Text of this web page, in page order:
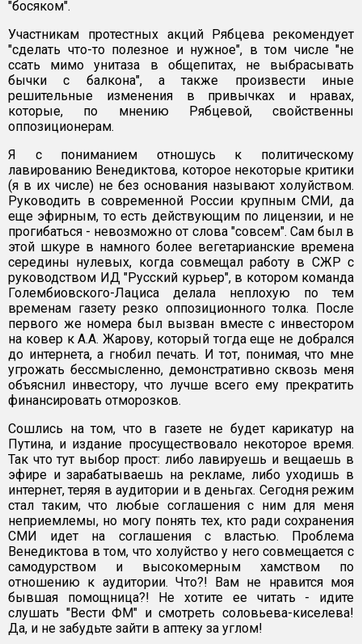
"босяком".
Участникам протестных акций Рябцева рекомендует
"сделать что-то полезное и нужное", в том числе "не
ссать мимо унитаза в общепитах, не выбрасывать
бычки с балкона", а также произвести иные
решительные изменения в привычках и нравах,
которые, по мнению Рябцевой, свойственны
оппозиционерам.
Я с пониманием отношусь к политическому
лавированию Венедиктова, которое некоторые критики
(я в их числе) не без основания называют холуйством.
Руководить в современной России крупным СМИ, да
еще эфирным, то есть действующим по лицензии, и не
прогибаться - невозможно от слова "совсем". Сам был в
этой шкуре в намного более вегетарианские времена
середины нулевых, когда совмещал работу в СЖР с
руководством ИД "Русский курьер", в котором команда
Голембиовского-Лациса делала неплохую по тем
временам газету резко оппозиционного толка. После
первого же номера был вызван вместе с инвестором
на ковер к А.А. Жарову, который тогда еще не добрался
до интернета, а гнобил печать. И тот, понимая, что мне
угрожать бессмысленно, демонстративно сквозь меня
объяснил инвестору, что лучше всего ему прекратить
финансировать отморозков.
Сошлись на том, что в газете не будет карикатур на
Путина, и издание просуществовало некоторое время.
Так что тут выбор прост: либо лавируешь и вещаешь в
эфире и зарабатываешь на рекламе, либо уходишь в
интернет, теряя в аудитории и в деньгах. Сегодня режим
стал таким, что любые соглашения с ним для меня
неприемлемы, но могу понять тех, кто ради сохранения
СМИ идет на соглашения с властью. Проблема
Венедиктова в том, что холуйство у него совмещается с
самодурством и высокомерным хамством по
отношению к аудитории. Что?! Вам не нравится моя
бывшая помощница?! Не хотите ее читать - идите
слушать "Вести ФМ" и смотреть соловьева-киселева!
Да, и не забудьте зайти в аптеку за углом!